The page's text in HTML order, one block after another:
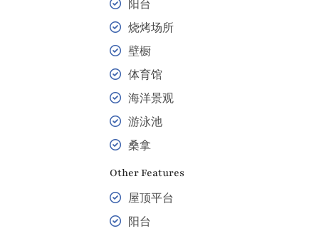
阳台
烧烤场所
壁橱
体育馆
海洋景观
游泳池
桑拿
Other Features
屋顶平台
阳台